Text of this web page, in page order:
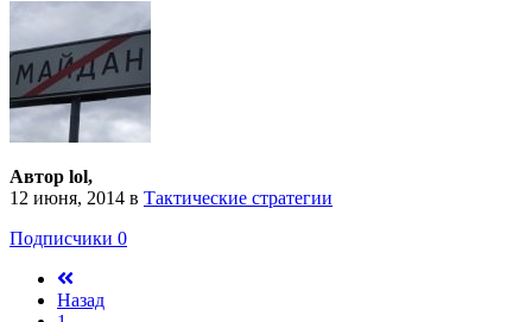
Автор lol,
12 июня, 2014 в Тактические стратегии
Подписчики 0
Назад